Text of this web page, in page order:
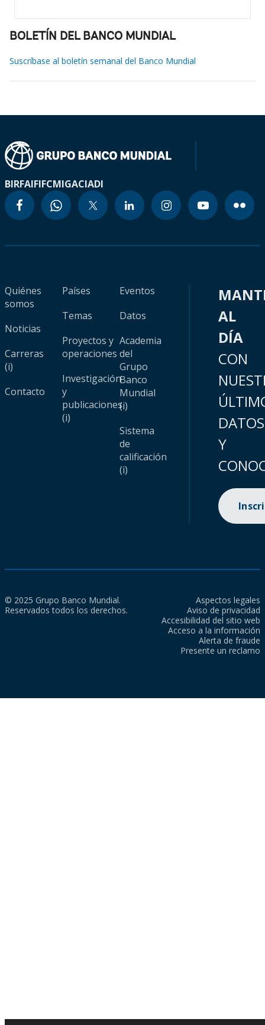
BOLETÍN DEL BANCO MUNDIAL
Suscríbase al boletín semanal del Banco Mundial
BIRFAIFIFCMIGACIADI
Quiénes
somos
Noticias
Carreras
(i)
Contacto
Países
Temas
Proyectos y
operaciones
Investigación
y
publicaciones
(i)
Eventos
Datos
Academia
del
Grupo
Banco
Mundial
(i)
Sistema
de
calificación
(i)
AL
DÍA
CON
DATOS
Y
© 2025 Grupo Banco Mundial.
Reservados todos los derechos.
Aspectos legales
Aviso de privacidad
Accesibilidad del sitio web
Acceso a la información
Alerta de fraude
Presente un reclamo